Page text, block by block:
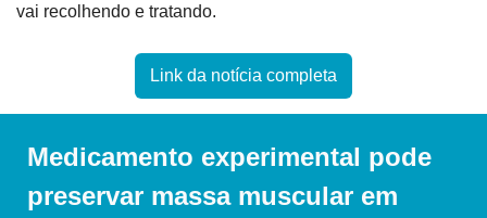
vai recolhendo e tratando.
Link da notícia completa
Medicamento experimental pode
preservar massa muscular em